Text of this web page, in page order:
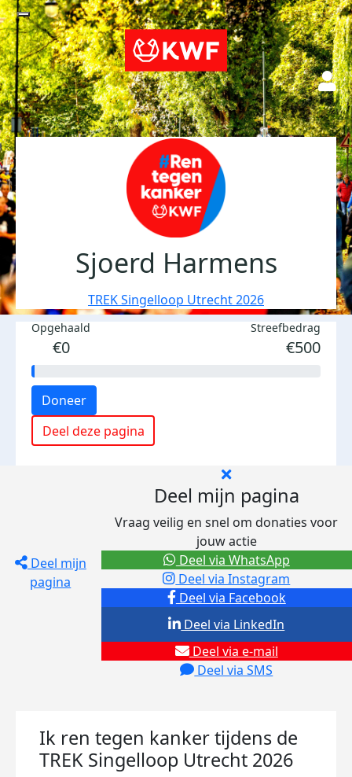
Sjoerd Harmens
TREK Singelloop Utrecht 2026
Opgehaald
€0
Streefbedrag
€500
Doneer
Deel deze pagina
Deel mijn
pagina
Deel mijn pagina
Vraag veilig en snel om donaties voor
jouw actie
Deel via Facebook
Deel via Instagram
Deel via e-mail
Deel via SMS
Deel via LinkedIn
Deel via WhatsApp
Ik ren tegen kanker tijdens de
TREK Singelloop Utrecht 2026